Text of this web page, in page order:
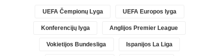
UEFA Čempionų Lyga UEFA Europos lyga
Konferencijų lyga Anglijos Premier League
Vokietijos Bundesliga Ispanijos La Liga